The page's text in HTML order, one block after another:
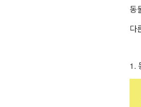
동
다
1.